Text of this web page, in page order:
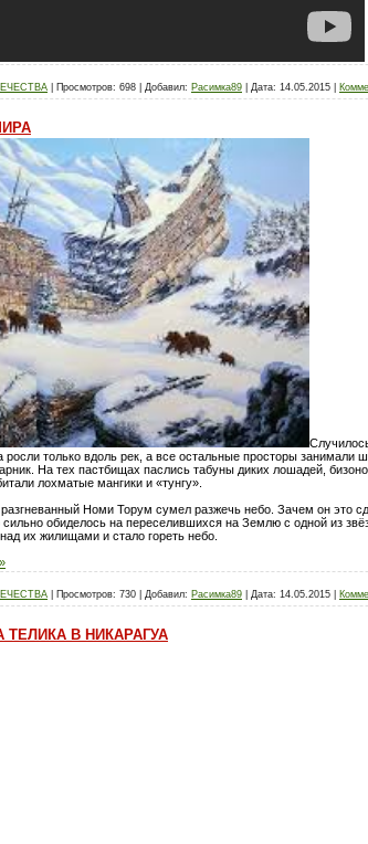
Просмотров: 698 Добавил: Расимка89 Дата: 14.05.2015
росли только вдоль рек, а все остальные просторы
На тех пастбищах паслись табуны диких лошадей,
лохматые мангики и «тунгу».
Номи Торум сумел разжечь небо. Зачем он это
сильно обиделось на переселившихся на Землю с одной из
их жилищами и стало гореть небо.
Просмотров: 730 Добавил: Расимка89 Дата: 14.05.2015
В НИКАРАГУА